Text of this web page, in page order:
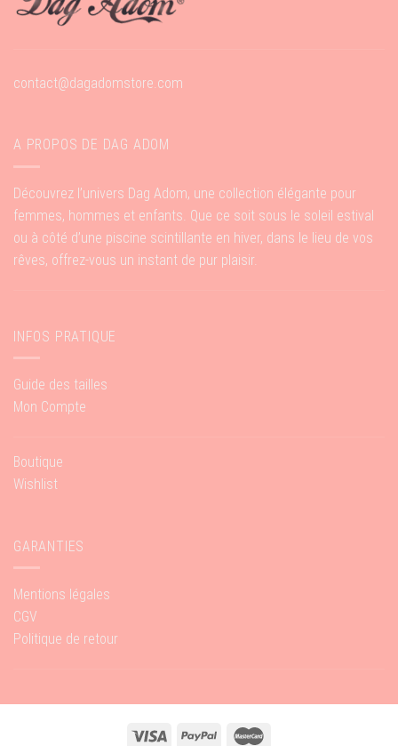
contact@dagadomstore.com
A PROPOS DE DAG ADOM
Découvrez l’univers Dag Adom, une collection élégante pour
femmes, hommes et enfants. Que ce soit sous le soleil estival
ou à côté d’une piscine scintillante en hiver, dans le lieu de vos
rêves, offrez-vous un instant de pur plaisir.
INFOS PRATIQUE
Guide des tailles
Mon Compte
Boutique
Wishlist
GARANTIES
Mentions légales
CGV
Politique de retour